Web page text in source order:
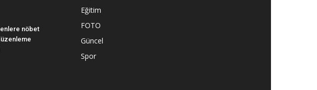
nöbet
Eğitim
FOTO
Güncel
Spor